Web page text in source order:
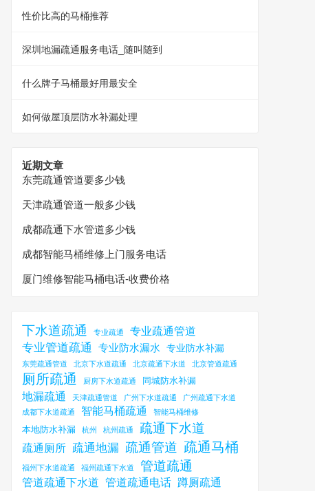
性价比高的马桶推荐
深圳地漏疏通服务电话_随叫随到
什么牌子马桶最好用最安全
如何做屋顶层防水补漏处理
近期文章
东莞疏通管道要多少钱
天津疏通管道一般多少钱
成都疏通下水管道多少钱
成都智能马桶维修上门服务电话
厦门维修智能马桶电话-收费价格
下水道疏通 专业疏通 专业疏通管道
专业管道疏通 专业防水漏水 专业防水补漏
东莞疏通管道 北京下水道疏通 北京疏通下水道 北京管道疏通
厕所疏通 厨房下水道疏通 同城防水补漏
地漏疏通 天津疏通管道 广州下水道疏通
广州疏通下水道
成都下水道疏通
智能马桶疏通 智能马桶维修
本地防水补漏 杭州 杭州疏通 疏通下水道
疏通厕所 疏通地漏 疏通管道 疏通马桶
福州下水道疏通 福州疏通下水道 管道疏通
管道疏通下水道 管道疏通电话 蹲厕疏通